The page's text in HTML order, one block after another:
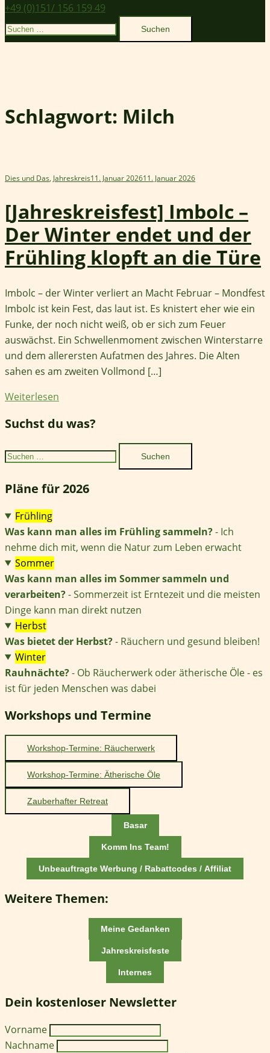
+49 (0)151/ 156 159 49
Suchen
nach:
Schlagwort: Milch
Dies und Das, Jahreskreis11. Januar 202611. Januar 2026
[Jahreskreisfest] Imbolc –
Der Winter endet und der
Frühling klopft an die Türe
Imbolc – der Winter verliert an Macht Februar – Mondfest
Imbolc ist kein Fest, das laut ist. Es knistert eher wie ein
Funke, der noch nicht weiß, ob er sich zum Feuer
auswächst. Ein Schwellenmoment zwischen Winterstarre
und dem allerersten Aufatmen des Jahres. Die Alten
sahen es am zweiten Vollmond […]
Weiterlesen
Suchst du was?
Suchen
nach:
Pläne für 2026
Frühling
Was kann man alles im Frühling sammeln?- Ich
nehme dich mit, wenn die Natur zum Leben erwacht
Sommer
Was kann man alles im Sommer sammeln und
verarbeiten?- Sommerzeit ist Erntezeit und die meisten
Dinge kann man direkt nutzen
Herbst
Was bietet der Herbst?- Räuchern und gesund bleiben!
Winter
Rauhnächte?- Ob Räucherwerk oder ätherische Öle - es
ist für jeden Menschen was dabei
Workshops und Termine
Workshop-Termine: Räucherwerk
Workshop-Termine: Ätherische Öle
Zauberhafter Retreat
Basar
Komm Ins Team!
Unbeauftragte Werbung / Rabattcodes / Affiliat
Weitere Themen:
Meine Gedanken
Jahreskreisfeste
Internes
Dein kostenloser Newsletter
Vorname
Nachname